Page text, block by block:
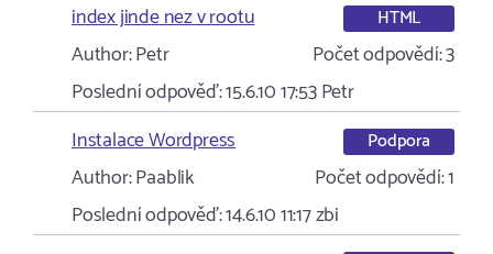
index jinde nez v rootu
HTML
Author:Petr Počet odpovědí:3
Poslední odpověď:15.6.10 17:53Petr
Instalace Wordpress
Podpora
Author:Paablik Počet odpovědí:1
Poslední odpověď:14.6.10 11:17zbi